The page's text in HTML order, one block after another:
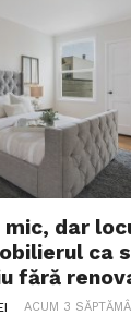
dar
ca
fără
ACUM 3